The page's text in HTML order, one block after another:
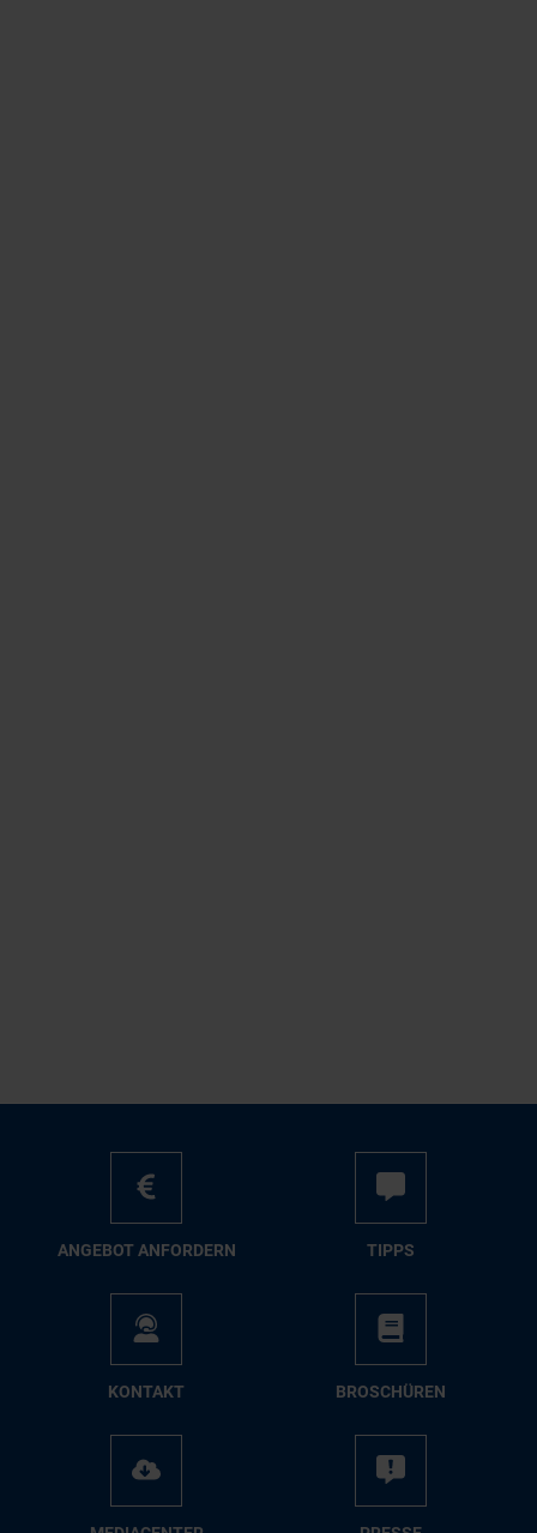
AN­GE­BOT AN­FOR­DERN TIPPS
KON­TAKT BRO­SCHÜ­REN